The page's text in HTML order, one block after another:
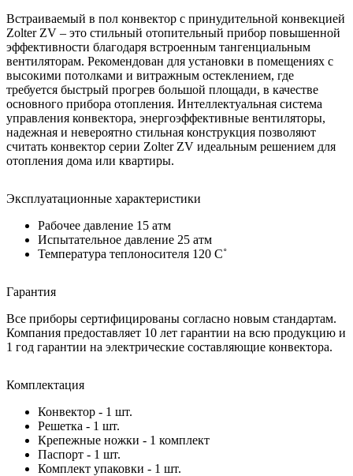
Встраиваемый в пол конвектор с принудительной конвекцией
Zolter ZV – это стильный отопительный прибор повышенной
эффективности благодаря встроенным тангенциальным
вентиляторам. Рекомендован для установки в помещениях с
высокими потолками и витражным остеклением, где
требуется быстрый прогрев большой площади, в качестве
основного прибора отопления. Интеллектуальная система
управления конвектора, энергоэффективные вентиляторы,
надежная и невероятно стильная конструкция позволяют
считать конвектор серии Zolter ZV идеальным решением для
отопления дома или квартиры.
Эксплуатационные характеристики
Рабочее давление 15 атм
Испытательное давление 25 атм
Температура теплоносителя 120 C˚
Гарантия
Все приборы сертифицированы согласно новым стандартам.
Компания предоставляет 10 лет гарантии на всю продукцию и
1 год гарантии на электрические составляющие конвектора.
Комплектация
Конвектор - 1 шт.
Решетка - 1 шт.
Крепежные ножки - 1 комплект
Паспорт - 1 шт.
Комплект упаковки - 1 шт.